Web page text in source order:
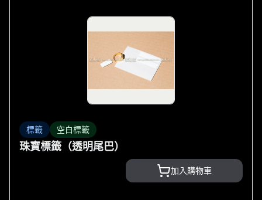
標籤 空白標籤
珠寶標籤（透明尾巴）
加入購物車